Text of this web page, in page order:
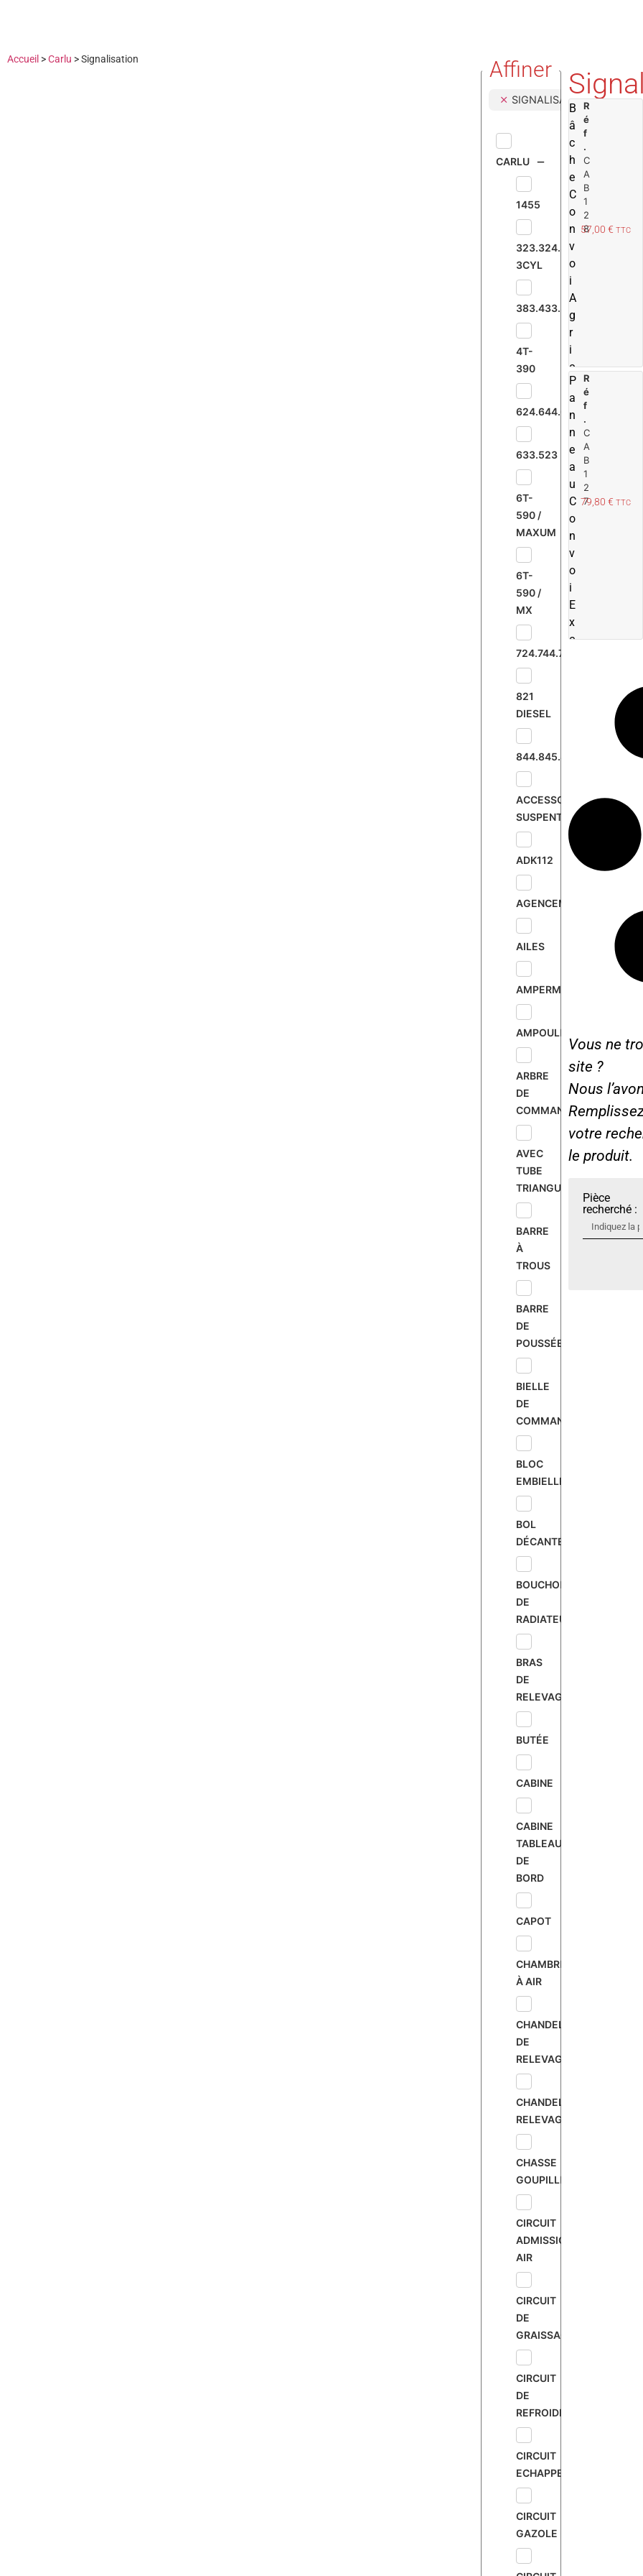
Accueil >Carlu >Signalisation Affiner
SIGNALISATION
CARLU
1455
323.324.326.MANITOU
3CYL
383.433.533
4T-
390
624.644.645.733
633.523
6T-
590 /
MAXUM
6T-
590 /
MX
724.744.745.833
821
DIESEL
844.845.895
ACCESSOIRES
SUSPENTE
ADK112
AGENCEMENT
AILES
AMPERMÈTRE
AMPOULE
ARBRE
DE
COMMANDE
AVEC
TUBE
TRIANGULAIRE
BARRE
À
TROUS
BARRE
DE
POUSSÉE
BIELLE
DE
COMMANDE
BLOC
EMBIELLÉ
BOL
DÉCANTEUR
BOUCHON
DE
RADIATEUR
BRAS
DE
RELEVAGE
BUTÉE
CABINE
CABINE
TABLEAU
DE
BORD
CAPOT
CHAMBRE
À AIR
CHANDELLE
DE
RELEVAGE
CHANDELLE
RELEVAGE
CHASSE
GOUPILLE
CIRCUIT
ADMISSION
AIR
CIRCUIT
DE
GRAISSAGE
CIRCUIT
DE
REFROIDISSEMENT
CIRCUIT
ECHAPPEMENT
CIRCUIT
GAZOLE
B
â
c
h
e
C
o
n
v
o
i
A
g
r
i
c
o
l
e
R
é
f
.
C
A
B
1
2
8
57,00 € TTC
P
a
n
n
e
a
u
C
o
n
v
o
i
E
x
c
R
é
f
.
C
A
B
1
2
7
79,80 € TTC
Vous ne
site ?
Nous
votre
le produit.
Pièce
recherché :